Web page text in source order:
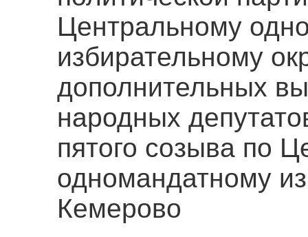
Центральному
избирательному
дополнительных
народных
пятого созыва по
одномандатному
Кемерово